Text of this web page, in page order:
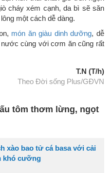
cháy xém cạnh, da bì sẽ săn
một cách dễ dàng.
món ăn giàu dinh dưỡng, dễ
cùng với cơm ăn cũng rất
T.N (T/h)
Theo Đời sống Plus/GĐVN
tôm thơm lừng, ngọt
xào bao tử cá basa với cải
khó cưỡng